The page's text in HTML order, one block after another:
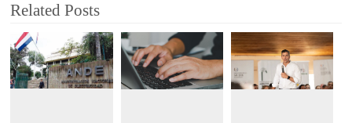
Related Posts